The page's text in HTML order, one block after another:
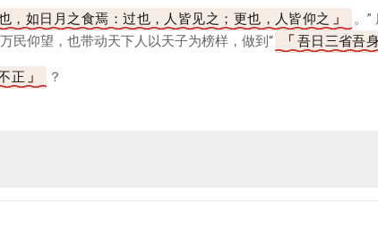
，如日月之食焉：过也，人皆见之；更也，人皆仰之 。
民仰望，也带动天下人以天子为榜样，做到“ 吾日三省吾身
正 ？